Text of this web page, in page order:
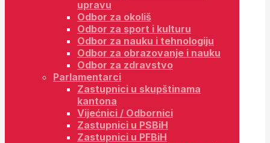
upravu
Odbor za okoliš
Odbor za sport i kulturu
Odbor za nauku i tehnologiju
Odbor za obrazovanje i nauku
Odbor za zdravstvo
Parlamentarci
Zastupnici u skupštinama
kantona
Vijećnici / Odbornici
Zastupnici u PSBiH
Zastupnici u PFBiH